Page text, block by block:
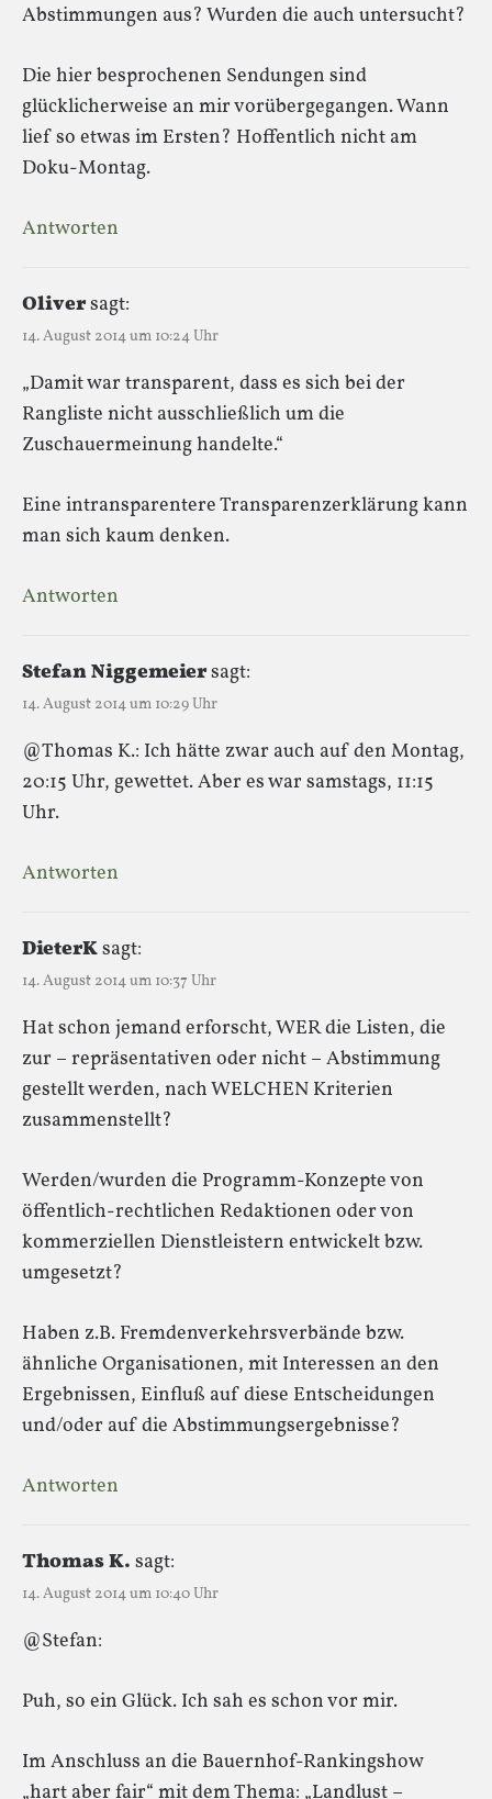
Abstimmungen aus? Wurden die auch untersucht?
Die hier besprochenen Sendungen sind
glücklicherweise an mir vorübergegangen. Wann
lief so etwas im Ersten? Hoffentlich nicht am
Doku-Montag.
Antworten
Oliversagt:
14. August 2014 um 10:24 Uhr
„Damit war transparent, dass es sich bei der
Rangliste nicht ausschließlich um die
Zuschauermeinung handelte.“
Eine intransparentere Transparenzerklärung kann
man sich kaum denken.
Antworten
Stefan Niggemeiersagt:
14. August 2014 um 10:29 Uhr
@Thomas K.: Ich hätte zwar auch auf den Montag,
20:15 Uhr, gewettet. Aber es war samstags, 11:15
Uhr.
Antworten
DieterKsagt:
14. August 2014 um 10:37 Uhr
Hat schon jemand erforscht, WER die Listen, die
zur – repräsentativen oder nicht – Abstimmung
gestellt werden, nach WELCHEN Kriterien
zusammenstellt?
Werden/wurden die Programm-Konzepte von
öffentlich-rechtlichen Redaktionen oder von
kommerziellen Dienstleistern entwickelt bzw.
umgesetzt?
Haben z.B. Fremdenverkehrsverbände bzw.
ähnliche Organisationen, mit Interessen an den
Ergebnissen, Einfluß auf diese Entscheidungen
und/oder auf die Abstimmungsergebnisse?
Antworten
Thomas K. sagt:
14. August 2014 um 10:40 Uhr
@Stefan:
Puh, so ein Glück. Ich sah es schon vor mir.
Im Anschluss an die Bauernhof-Rankingshow
„hart aber fair“ mit dem Thema: „Landlust –